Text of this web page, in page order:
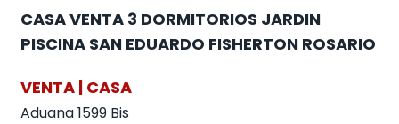
CASA VENTA 3 DORMITORIOS JARDIN
PISCINA SAN EDUARDO FISHERTON ROSARIO
VENTA | CASA
Aduana 1599 Bis